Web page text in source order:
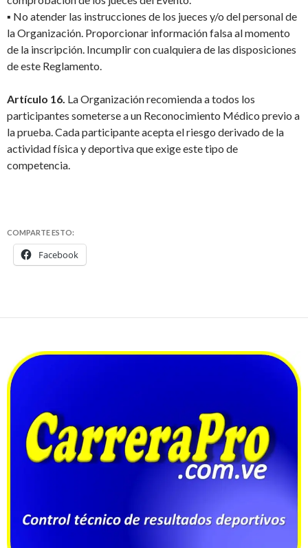
▪ No atender las instrucciones de los jueces y/o del personal de
la Organización. Proporcionar información falsa al momento
de la inscripción. Incumplir con cualquiera de las disposiciones
de este Reglamento.
Artículo 16. La Organización recomienda a todos los
participantes someterse a un Reconocimiento Médico previo a
la prueba. Cada participante acepta el riesgo derivado de la
actividad física y deportiva que exige este tipo de
competencia.
COMPARTE ESTO:
Facebook